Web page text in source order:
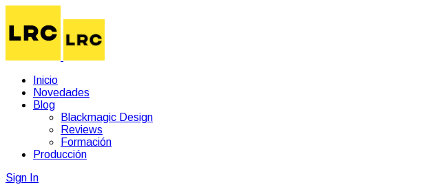
Inicio
Novedades
Blog
Blackmagic Design
Reviews
Formación
Producción
Sign In